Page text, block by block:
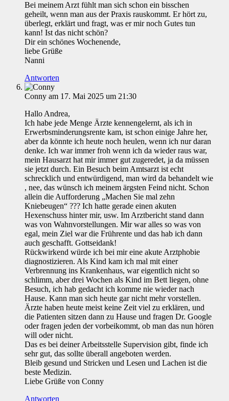
Bei meinem Arzt fühlt man sich schon ein bisschen
geheilt, wenn man aus der Praxis rauskommt. Er hört zu,
überlegt, erklärt und fragt, was er mir noch Gutes tun
kann! Ist das nicht schön?
Dir ein schönes Wochenende,
liebe Grüße
Nanni
Antworten
Conny am 17. Mai 2025 um 21:30
Hallo Andrea,
Ich habe jede Menge Ärzte kennengelernt, als ich in
Erwerbsminderungsrente kam, ist schon einige Jahre her,
aber da könnte ich heute noch heulen, wenn ich nur daran
denke. Ich war immer froh wenn ich da wieder raus war,
mein Hausarzt hat mir immer gut zugeredet, ja da müssen
sie jetzt durch. Ein Besuch beim Amtsarzt ist echt
schrecklich und entwürdigend, man wird da behandelt wie
, nee, das wünsch ich meinem ärgsten Feind nicht. Schon
allein die Aufforderung „Machen Sie mal zehn
Kniebeugen“ ??? Ich hatte gerade einen akuten
Hexenschuss hinter mir, usw. Im Arztbericht stand dann
was von Wahnvorstellungen. Mir war alles so was von
egal, mein Ziel war die Frührente und das hab ich dann
auch geschafft. Gottseidank!
Rückwirkend würde ich bei mir eine akute Arztphobie
diagnostizieren. Als Kind kam ich mal mit einer
Verbrennung ins Krankenhaus, war eigentlich nicht so
schlimm, aber drei Wochen als Kind im Bett liegen, ohne
Besuch, ich hab gedacht ich komme nie wieder nach
Hause. Kann man sich heute gar nicht mehr vorstellen.
Ärzte haben heute meist keine Zeit viel zu erklären, und
die Patienten sitzen dann zu Hause und fragen Dr. Google
oder fragen jeden der vorbeikommt, ob man das nun hören
will oder nicht.
Das es bei deiner Arbeitsstelle Supervision gibt, finde ich
sehr gut, das sollte überall angeboten werden.
Bleib gesund und Stricken und Lesen und Lachen ist die
beste Medizin.
Liebe Grüße von Conny
Antworten